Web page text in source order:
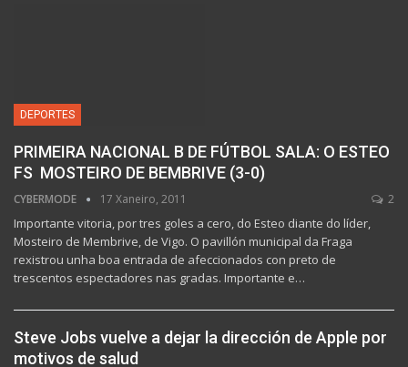
DEPORTES
PRIMEIRA NACIONAL B DE FÚTBOL SALA: O ESTEO
FS  MOSTEIRO DE BEMBRIVE (3-0)
CYBERMODE 17 Xaneiro, 2011 2
Importante vitoria, por tres goles a cero, do Esteo diante do líder,
Mosteiro de Membrive, de Vigo. O pavillón municipal da Fraga
rexistrou unha boa entrada de afeccionados con preto de
trescentos espectadores nas gradas. Importante e…
Steve Jobs vuelve a dejar la dirección de Apple por
motivos de salud